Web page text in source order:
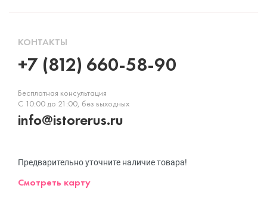
КОНТАКТЫ
+7 (812) 660-58-90
Бесплатная консультация
С 10:00 до 21:00, без выходных
info@istorerus.ru
Предварительно уточните наличие товара!
Смотреть карту